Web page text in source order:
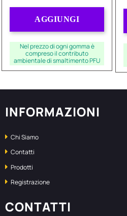
AGGIUNGI
Nel prezzo di ogni gomma è
compreso il contributo
ambientale di smaltimento PFU
INFORMAZIONI
Chi Siamo
Contatti
Prodotti
Registrazione
CONTATTI